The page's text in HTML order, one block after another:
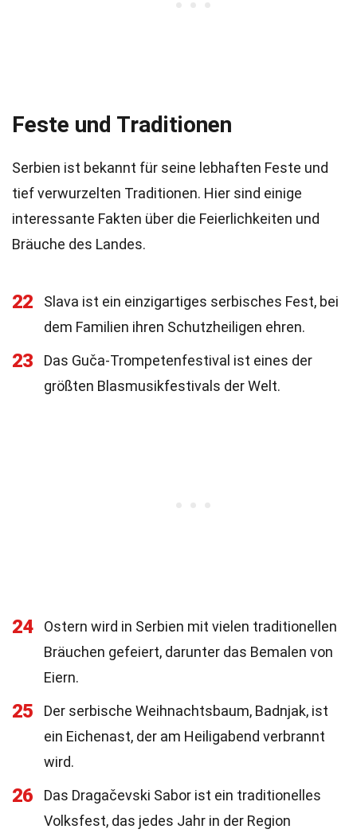
Feste und Traditionen
Serbien ist bekannt für seine lebhaften Feste und
tief verwurzelten Traditionen. Hier sind einige
interessante Fakten über die Feierlichkeiten und
Bräuche des Landes.
22
Slava ist ein einzigartiges serbisches Fest, bei
dem Familien ihren Schutzheiligen ehren.
23
Das Guča-Trompetenfestival ist eines der
größten Blasmusikfestivals der Welt.
24
Ostern wird in Serbien mit vielen traditionellen
Bräuchen gefeiert, darunter das Bemalen von
Eiern.
25
Der serbische Weihnachtsbaum, Badnjak, ist
ein Eichenast, der am Heiligabend verbrannt
wird.
26
Das Dragačevski Sabor ist ein traditionelles
Volksfest, das jedes Jahr in der Region